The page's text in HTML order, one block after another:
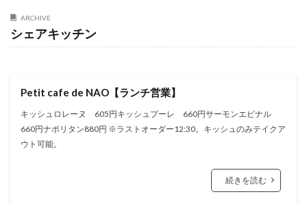
ARCHIVE
シェアキッチン
Petit cafe de NAO【ランチ営業】
キッシュロレーヌ 605円キッシュプーレ 660円サーモンエピナル
660円ナポリタン880円 ※ラストオーダー12:30。キッシュのみテイクア
ウト可能。
続きを読む